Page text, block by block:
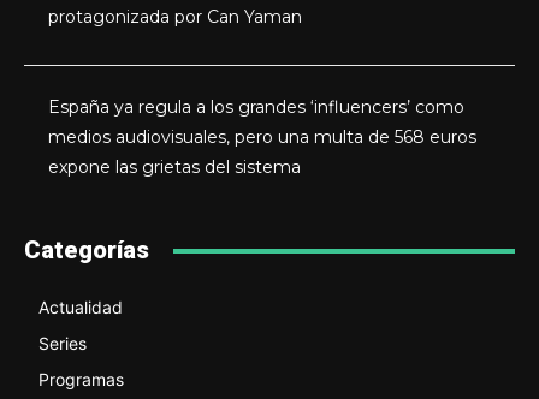
protagonizada por Can Yaman
España ya regula a los grandes ‘influencers’ como
medios audiovisuales, pero una multa de 568 euros
expone las grietas del sistema
Categorías
Actualidad
Series
Programas